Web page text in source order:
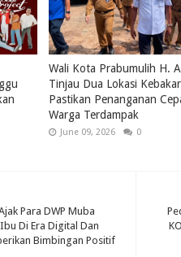
Wali Kota Prabumulih H.
Tinjau Dua Lokasi
Pastikan Penanganan
Warga Terdampak
June 09, 2026 0
Para DWP Muba
Di Era Digital Dan
Bimbingan Positif